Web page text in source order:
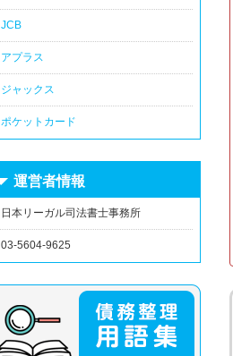
JCB
アプラス
ジャックス
ポケットカード
運営者情報
日本リーガル司法書士事務所
03-5604-9625